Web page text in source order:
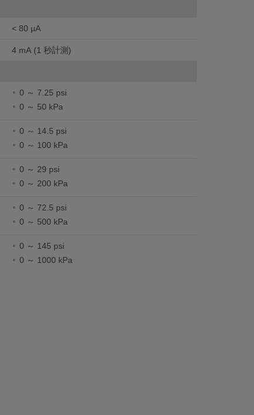
< 80 µA
4 mA (1 秒計測)
0 ～ 7.25 psi
0 ～ 50 kPa
0 ～ 14.5 psi
0 ～ 100 kPa
0 ～ 29 psi
0 ～ 200 kPa
0 ～ 72.5 psi
0 ～ 500 kPa
0 ～ 145 psi
0 ～ 1000 kPa